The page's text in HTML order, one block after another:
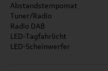
Abstandstempomat
Tuner/Radio
Radio DAB
LED-Tagfahrlicht
LED-Scheinwerfer